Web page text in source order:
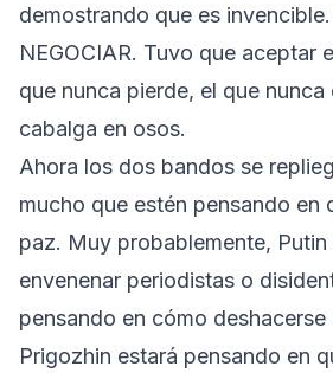
demostrando que es
NEGOCIAR. Tuvo que aceptar
que nunca pierde, el que nunca
cabalga en osos.
Ahora los dos bandos se
mucho que estén pensando en
paz. Muy probablemente,
envenenar periodistas o
pensando en cómo
Prigozhin estará pensando en